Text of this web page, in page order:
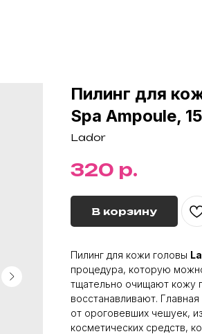
Пилинг для
Spa Ampoule,
Lador
320 р.
В корзину
Пилинг для кожи головы
процедура, которую
тщательно очищают кожу
восстанавливают.
от ороговевших чешуек,
косметических средств,